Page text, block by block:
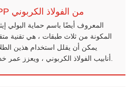
أنابيب مغلفة 3PE/3PP من الفولاذ الكربوني
المكونة من ثلاث طبقات ، هي تقنية
يمكن أن يقلل استخدام هذين